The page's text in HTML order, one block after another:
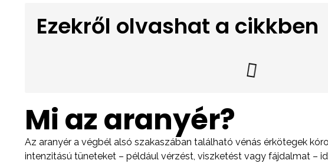
Ezekről olvashat a cikkben
Mi az aranyér?
Az aranyér a végbél alsó szakaszában található vénás érkötegek
intenzitású tüneteket – például vérzést, viszketést vagy fájdalmat –